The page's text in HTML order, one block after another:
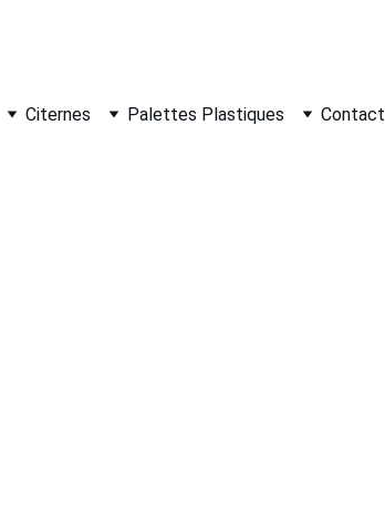
Citernes Palettes Plastiques Contact